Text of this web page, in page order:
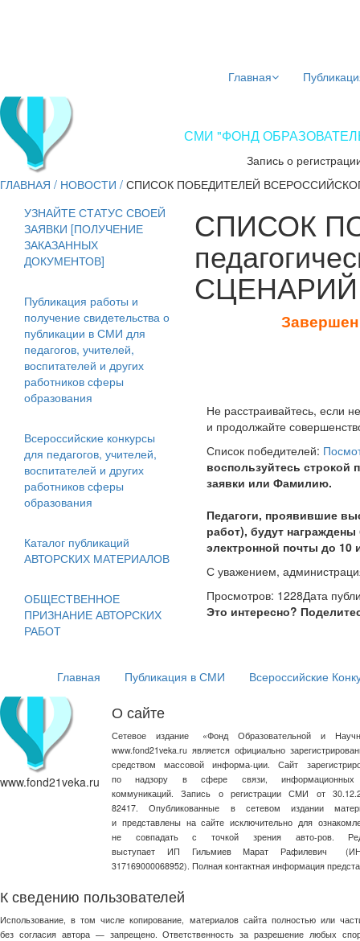
Главная
СМИ "ФОНД
Запись о
ГЛАВНАЯ / НОВОСТИ / СПИСОК ПОБЕДИТЕЛЕЙ
УЗНАЙТЕ СТАТУС СВОЕЙ
ЗАЯВКИ [ПОЛУЧЕНИЕ
ЗАКАЗАННЫХ
ДОКУМЕНТОВ]
Публикация работы и
получение свидетельства о
публикации в СМИ для
педагогов, учителей,
воспитателей и других
работников сферы
образования
Всероссийские конкурсы
для педагогов, учителей,
воспитателей и других
работников сферы
образования
Каталог публикаций
АВТОРСКИХ МАТЕРИАЛОВ
ОБЩЕСТВЕННОЕ
ПРИЗНАНИЕ АВТОРСКИХ
РАБОТ
СПИСОК
Завершен
Не расстраивайтесь, если
и продолжайте
Список победителей:
воспользуйтесь строкой
заявки или Фамилию.
Педагоги, проявившие
работ), будут
электронной почты до 10
С уважением, администрац
Просмотров: 1228Дата
Это интересно?
Главная Публикация в СМИ Всероссийские
www.fond21veka.ru
О сайте
Сетевое издание «Фонд Образовательной и
www.fond21veka.ru является официально
средством массовой информа-ции. Сайт
по надзору в сфере связи, информационных
коммуникаций. Запись о регистрации СМИ от
82417. Опубликованные в сетевом издании
и представлены на сайте исключительно для
не совпадать с точкой зрения авто-ров.
выступает ИП Гильмиев Марат Рафилевич
317169000068952). Полная контактная информация
К сведению пользователей
Использование, в том числе копирование, материалов сайта полностью или
без согласия автора — запрещено. Ответственность за разрешение любых